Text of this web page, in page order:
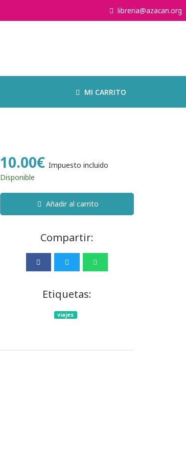
libreria@azacan.org
MI CARRITO
10.00€ Impuesto incluido
Disponible
Añadir al carrito
Compartir:
Etiquetas:
viajes